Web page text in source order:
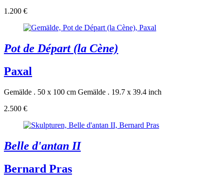
1.200 €
Pot de Départ (la Cène)
Paxal
Gemälde . 50 x 100 cm Gemälde . 19.7 x 39.4 inch
2.500 €
Belle d'antan II
Bernard Pras